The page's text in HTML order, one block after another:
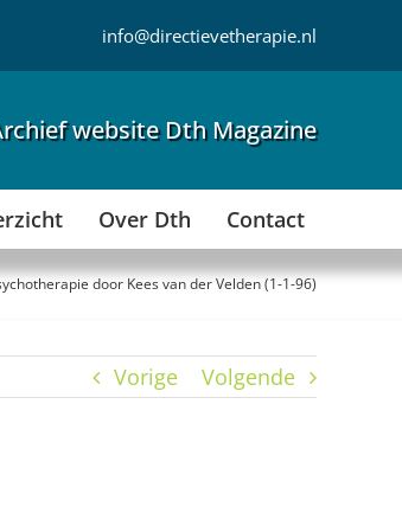
info@directievetherapie.nl
website Dth Magazine
Over Dth Contact
door Kees van der Velden (1-1-96)
Vorige Volgende